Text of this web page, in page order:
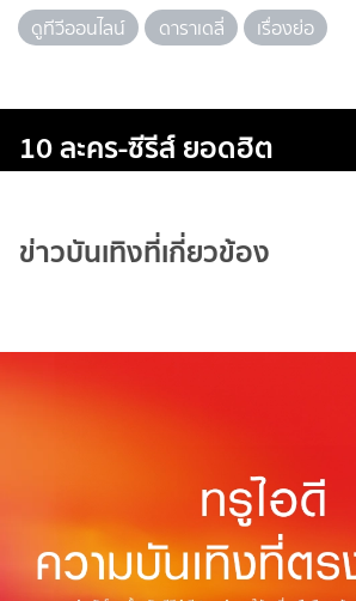
ดูทีวีออนไลน์
ดาราเดลี่ เรื่องย่อ
10 ละคร-ซีรีส์ ยอดฮิต
ข่าวบันเทิงที่เกี่ยวข้อง